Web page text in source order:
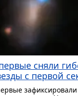
сняли
с первой
зафиксировали